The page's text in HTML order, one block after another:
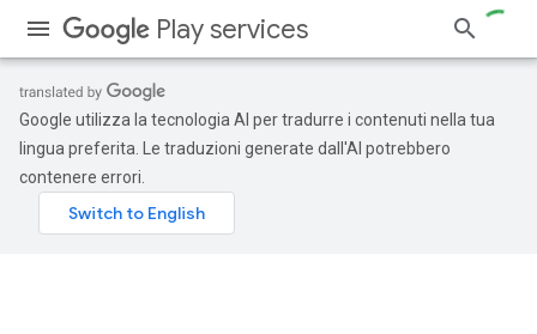
Play services
Google utilizza la tecnologia AI per tradurre i contenuti nella tua
lingua preferita. Le traduzioni generate dall'AI potrebbero
contenere errori.